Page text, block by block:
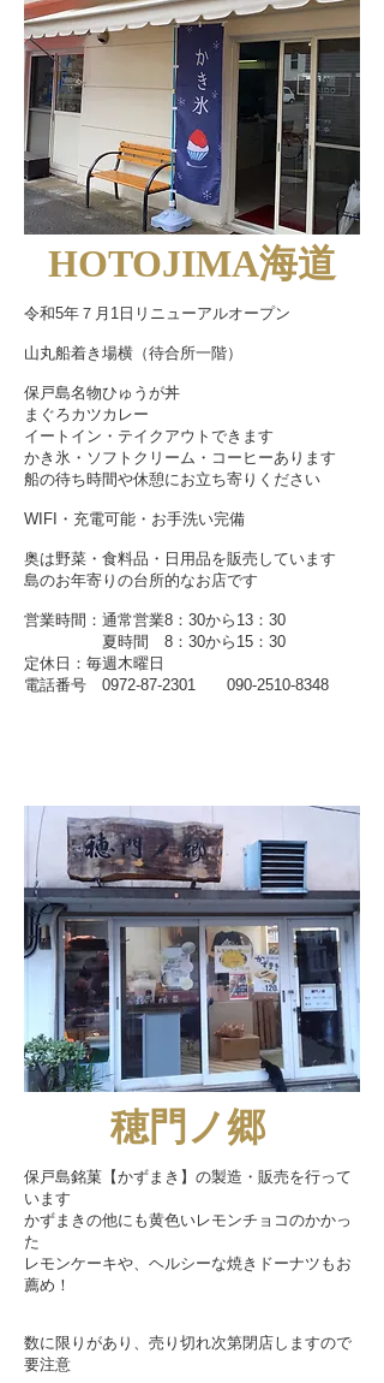
HOTOJIMA海道
令和5年７月1日リニューアルオープン
山丸船着き場横（待合所一階）
保戸島名物ひゅうが丼
まぐろカツカレー
イートイン・テイクアウトできます
かき氷・ソフトクリーム・コーヒーあります
船の待ち時間や休憩にお立ち寄りください
WIFI・充電可能・お手洗い完備
奥は野菜・食料品・日用品を販売しています
島のお年寄りの台所的なお店です​
営業時間：通常営業8：30から13：30
​ 夏時間 8：30から15：30
​定休日：毎週木曜日
​電話番号 0972-87-2301 090-2510-8348
穂門ノ郷
保戸島銘菓【かずまき】の製造・販売を行って
います
かずまきの他にも黄色いレモンチョコのかかっ
た
レモンケーキや、ヘルシーな焼きドーナツもお
薦め！
数に限りがあり、売り切れ次第閉店しますので
要注意